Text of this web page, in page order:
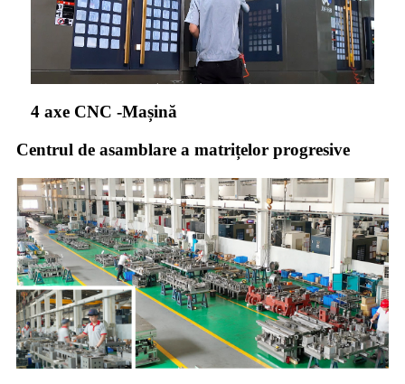
4 axe CNC -Mașină
Centrul de asamblare a matrițelor progresive